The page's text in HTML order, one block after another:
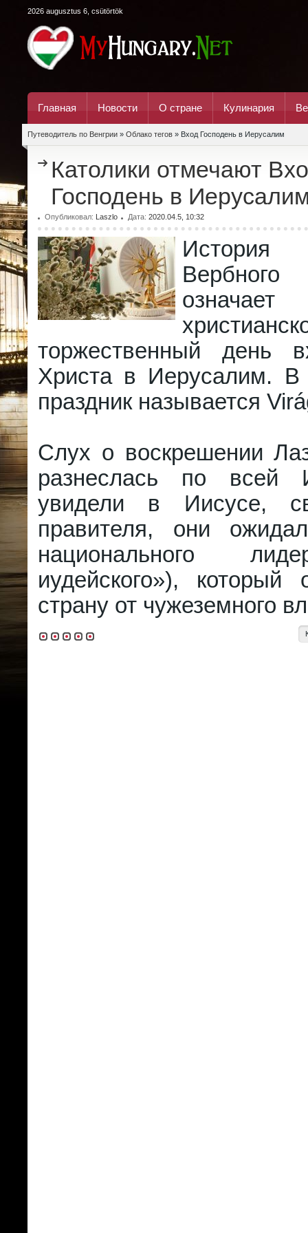
2026 augusztus 6, csütörtök
Главная Новости О стране Кулинария
Путеводитель по Венгрии » Облако тегов » Вход Господень в Иерусалим
Католики отмечают
Господень в
Опубликовал: Laszlo Дата: 2020.04.5, 10:32
История
Вербного
торжественный день
Христа в Иерусалим. В
праздник называется
Слух о воскрешении
разнеслась по всей
увидели в Иисусе,
правителя, они
национального
иудейского»), который
страну от чужеземного